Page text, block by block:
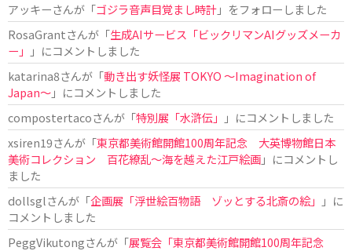
アッキーさんが「ゴジラ音声目覚まし時計」をフォローしました
RosaGrantさんが「生成AIサービス「ビックリマンAIグッズメーカ
ー」
」にコメントしました
katarina8さんが「動き出す妖怪展 TOKYO 〜Imagination of
Japan〜」にコメントしました
compostertacoさんが「特別展「水滸伝」
」にコメントしました
xsiren19さんが「東京都美術館開館100周年記念 大英博物館日本
美術コレクション 百花繚乱～海を越えた江戸絵画」にコメントし
ました
dollsglさんが「企画展「浮世絵百物語 ゾッとする北斎の絵」
」に
コメントしました
PeggVikutongさんが「展覧会「東京都美術館開館100周年記念